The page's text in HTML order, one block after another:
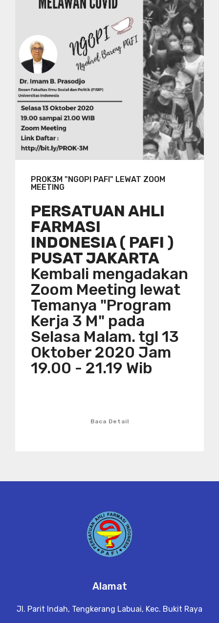
PROK3M "NGOPI PAFI" LEWAT ZOOM
MEETING
PERSATUAN AHLI
FARMASI
INDONESIA ( PAFI )
PUSAT JAKARTA
Kembali mengadakan
Zoom Meeting lewat
Temanya "Program
Kerja 3 M" pada
Selasa Malam. tgl 13
Oktober 2020 Jam
19.00 - 21.19 Wib
Baca Detail
Alamat
Jl. Parit Indah, Tengkerang Labuai, Kec. Bukit Raya